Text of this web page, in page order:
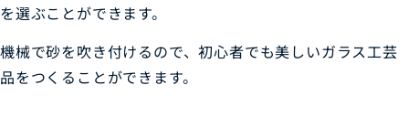
を選ぶことができます。
機械で砂を吹き付けるので、初心者でも美しいガラス工芸
品をつくることができます。